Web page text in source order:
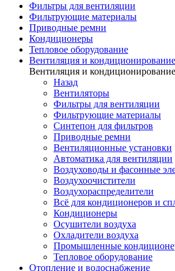
Фильтры для вентиляции
Фильтрующие материалы
Приводные ремни
Кондиционеры
Тепловое оборудование
Вентиляция и кондиционирование
Вентиляция и кондиционирование
Назад
Вентиляторы
Фильтры для вентиляции
Фильтрующие материалы
Синтепон для фильтров
Приводные ремни
Вентиляционные установки
Автоматика для вентиляции
Воздуховоды и фасонные
Воздухоочистители
Воздухораспределители
Всё для кондиционеров и
Кондиционеры
Осушители воздуха
Охладители воздуха
Промышленные
Тепловое оборудование
Отопление и водоснабжение